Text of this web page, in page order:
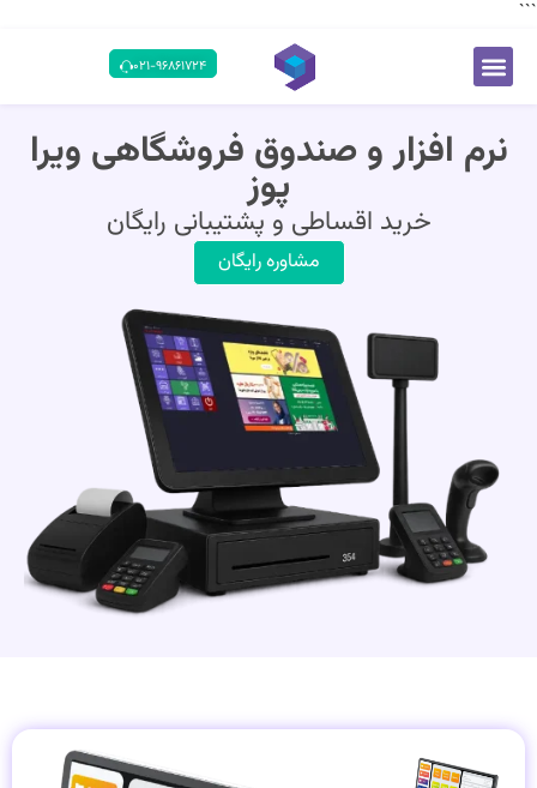
۰۲۱-۹۶۸۶۱۷۲۴
نرم افزار و صندوق فروشگاهی ویرا
پوز
خرید اقساطی و پشتیبانی رایگان
مشاوره رایگان